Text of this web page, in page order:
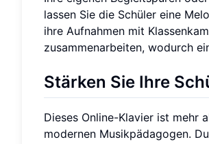
lassen Sie die Schüler eine
ihre Aufnahmen mit
zusammenarbeiten, wodurch
Stärken Sie Ihre
Dieses Online-Klavier ist mehr
modernen Musikpädagogen.